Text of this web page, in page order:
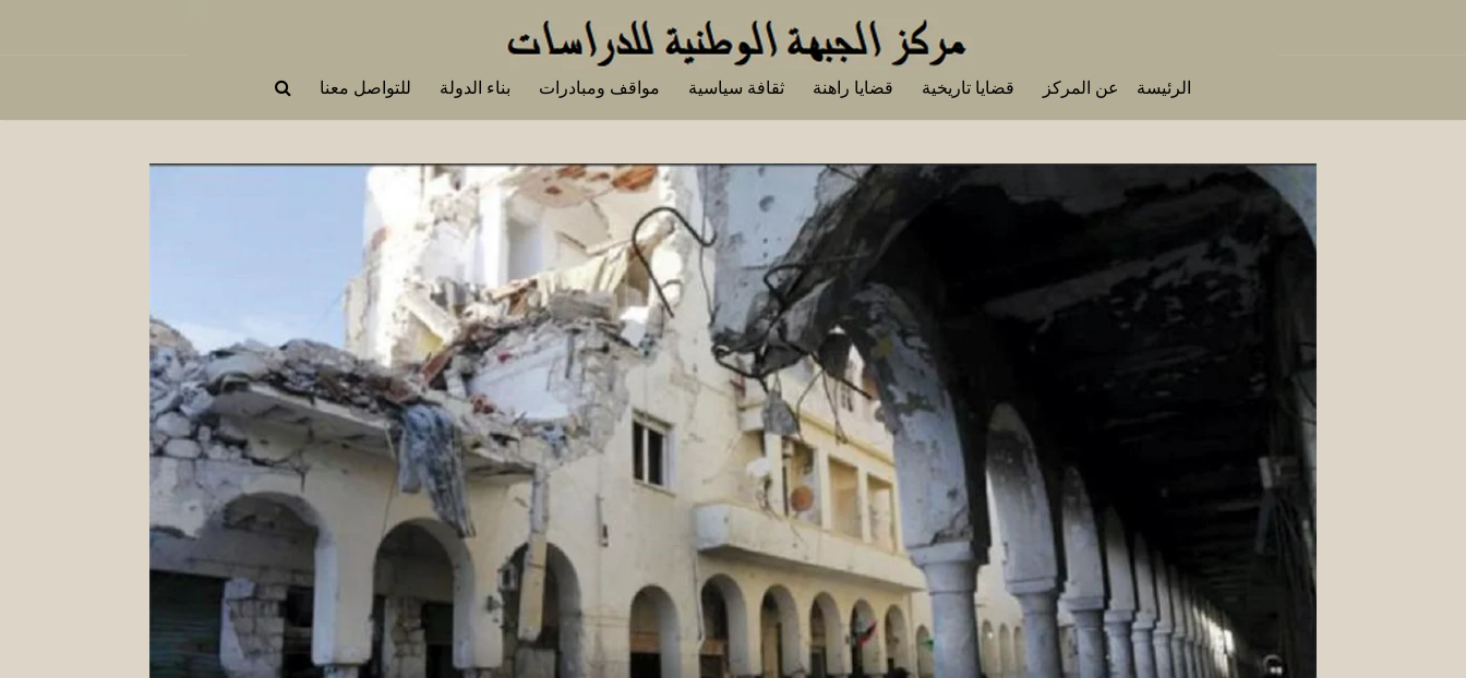
الرئيسة عن المركز قضايا تاريخية قضايا راهنة ثقافة سياسية مواقف ومبادرات بناء الدولة للتواصل معنا